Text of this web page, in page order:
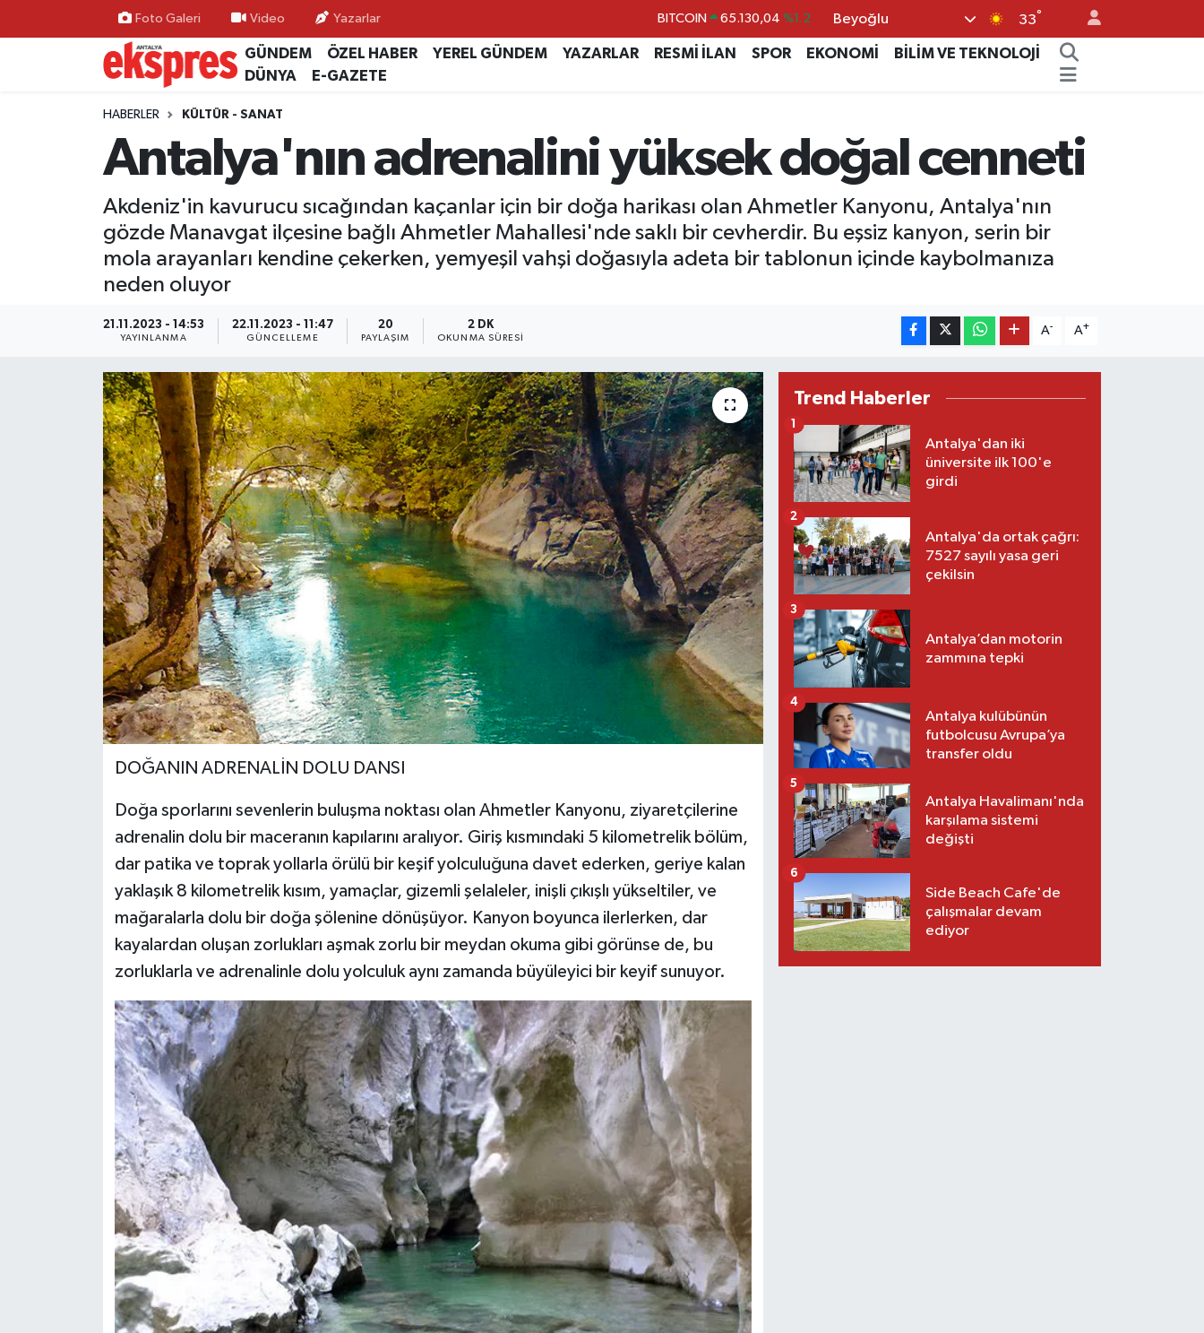
Foto Galeri Video Yazarlar DOLAR 47,7069 %0.17
EURO 55,0265 %0.01
BİST100 13.887 %64
BITCOIN 65.130,04 %1.2
Beyoğlu 33°
GÜNDEM ÖZEL HABER YEREL GÜNDEM YAZARLAR RESMİ İLAN SPOR EKONOMİ
BİLİM VE TEKNOLOJİ
DÜNYA
E-GAZETE
HABERLER KÜLTÜR - SANAT
Antalya'nın adrenalini yüksek doğal cenneti
Akdeniz'in kavurucu sıcağından kaçanlar için bir doğa harikası olan Ahmetler Kanyonu, Antalya'nın
gözde Manavgat ilçesine bağlı Ahmetler Mahallesi'nde saklı bir cevherdir. Bu eşsiz kanyon, serin bir
mola arayanları kendine çekerken, yemyeşil vahşi doğasıyla adeta bir tablonun içinde kaybolmanıza
neden oluyor
21.11.2023 - 14:53
YAYINLANMA
22.11.2023 - 11:47
GÜNCELLEME
20
PAYLAŞIM
2 DK
OKUNMA SÜRESI
A- A+
DOĞANIN ADRENALİN DOLU DANSI
Doğa sporlarını sevenlerin buluşma noktası olan Ahmetler Kanyonu, ziyaretçilerine
adrenalin dolu bir maceranın kapılarını aralıyor. Giriş kısmındaki 5 kilometrelik bölüm,
dar patika ve toprak yollarla örülü bir keşif yolculuğuna davet ederken, geriye kalan
yaklaşık 8 kilometrelik kısım, yamaçlar, gizemli şelaleler, inişli çıkışlı yükseltiler, ve
mağaralarla dolu bir doğa şölenine dönüşüyor. Kanyon boyunca ilerlerken, dar
kayalardan oluşan zorlukları aşmak zorlu bir meydan okuma gibi görünse de, bu
zorluklarla ve adrenalinle dolu yolculuk aynı zamanda büyüleyici bir keyif sunuyor.
Trend Haberler
Antalya'dan iki
üniversite ilk 100'e
girdi
1
Antalya'da ortak çağrı:
7527 sayılı yasa geri
çekilsin
2
Antalya’dan motorin
zammına tepki
3
Antalya kulübünün
futbolcusu Avrupa’ya
transfer oldu
4
Antalya Havalimanı'nda
karşılama sistemi
değişti
5
Side Beach Cafe'de
çalışmalar devam
ediyor
6
ÖZEL HABER
GÜNDEM
YEREL GÜNDEM
EKONOMİ
KÜLTÜR - SANAT
SAĞLIK
TURİZM
RÖPORTAJ
VİDEO HABERLER
YAZARLAR
RESMİ İLAN
Nöbetçi Eczaneler
Hava Durumu
Trafik Durumu
Süper Lig Puan Durumu ve Fikstür
Tüm Manşetler
Son Dakika Haberleri
Haber Arşivi